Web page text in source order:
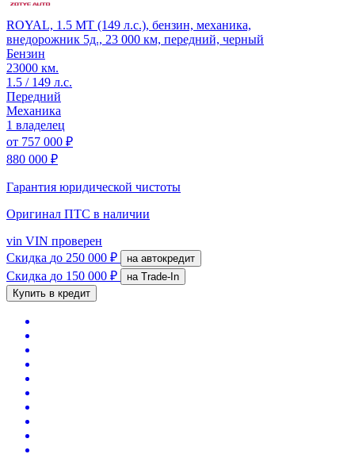
ROYAL, 1.5 MT (149 л.с.), бензин, механика,
внедорожник 5д., 23 000 км, передний, черный
Бензин
23000 км.
1.5 / 149 л.с.
Передний
Механика
1 владелец
от 757 000 ₽
880 000 ₽
Гарантия юридической чистоты
Оригинал ПТС в наличии
vin VIN проверен
Скидка до 250 000 ₽ на автокредит
Скидка до 150 000 ₽
на Trade-In
Купить в кредит